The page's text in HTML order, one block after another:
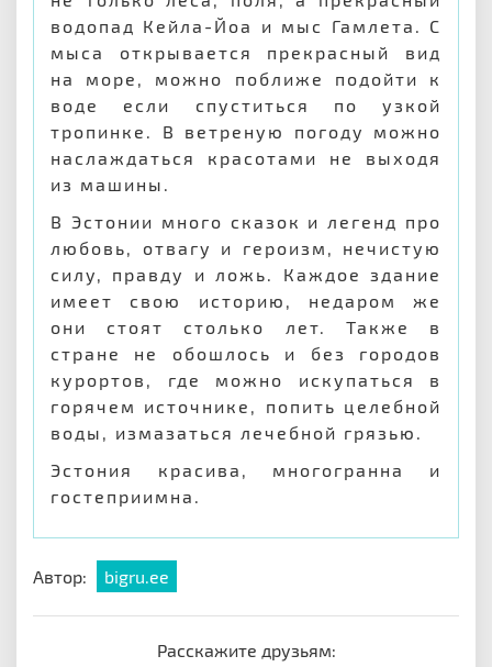
водопад Кейла-Йоа и мыс Гамлета. С
мыса открывается прекрасный вид
на море, можно поближе подойти к
воде если спуститься по узкой
тропинке. В ветреную погоду можно
наслаждаться красотами не выходя
из машины.
В Эстонии много сказок и легенд про
любовь, отвагу и героизм, нечистую
силу, правду и ложь. Каждое здание
имеет свою историю, недаром же
они стоят столько лет. Также в
стране не обошлось и без городов
курортов, где можно искупаться в
горячем источнике, попить целебной
воды, измазаться лечебной грязью.
Эстония красива, многогранна и
гостеприимна.
Автор: bigru.ee
Расскажите друзьям: